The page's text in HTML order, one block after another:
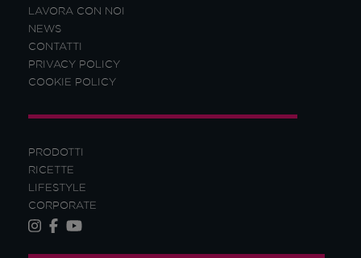
PRODOTTI
RICETTE
LIFESTYLE
CORPORATE
LAVORA CON NOI
NEWS
CONTATTI
PRIVACY POLICY
COOKIE POLICY